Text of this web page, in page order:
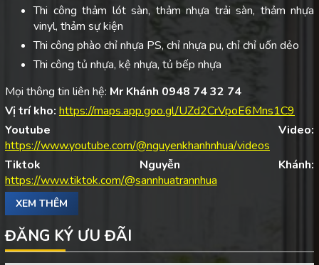
Thi công thảm lót sàn, thảm nhựa trải sàn, thảm nhựa
vinyl, thảm sự kiện
Thi công phào chỉ nhựa PS, chỉ nhựa pu, chỉ chỉ uốn dẻo
Thi công tủ nhựa, kệ nhựa, tủ bếp nhựa
Mọi thông tin liên hệ: Mr Khánh 0948 74 32 74
Vị trí kho: https://maps.app.goo.gl/UZd2CrVpoE6Mns1C9
Youtube Video:
https://www.youtube.com/@nguyenkhanhnhua/videos
Tiktok Nguyễn Khánh:
https://www.tiktok.com/@sannhuatrannhua
XEM THÊM
ĐĂNG KÝ ƯU ĐÃI